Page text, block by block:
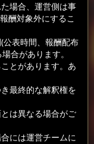
場合、運営側は事
酬対象外にするこ
表時間、報酬配布
合があります。
とがあります。あ
最終的な解釈権を
は異なる場合がご
には運営チームに